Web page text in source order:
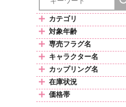
カテゴリ
対象年齢
専売フラグ名
キャラクター名
カップリング名
在庫状況
価格帯